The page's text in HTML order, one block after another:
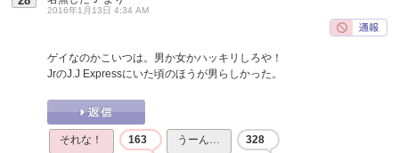
2016年1月13日 4:34 AM
ゲイなのかこいつは。男か女かハッキリしろや！
JrのJ.J Expressにいた頃のほうが男らしかった。
それな！ 163 うーん… 328